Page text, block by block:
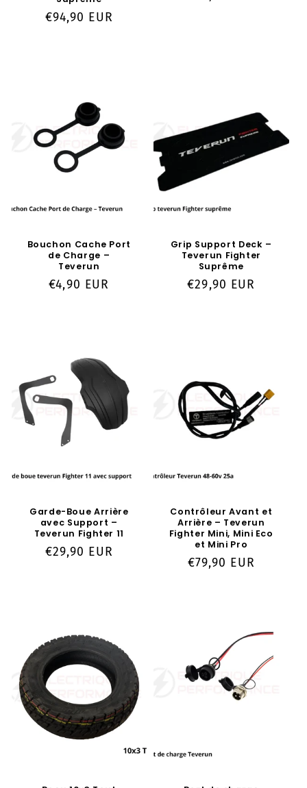
Prix
€94,90 EUR
Bouchon Cache Port
de Charge –
Teverun
Prix
€4,90 EUR
Grip Support Deck –
Teverun Fighter
Suprême
Prix
€29,90 EUR
Garde-Boue Arrière
avec Support –
Teverun Fighter 11
Prix
€29,90 EUR
Contrôleur Avant et
Arrière – Teverun
Fighter Mini, Mini Eco
et Mini Pro
Prix
€79,90 EUR